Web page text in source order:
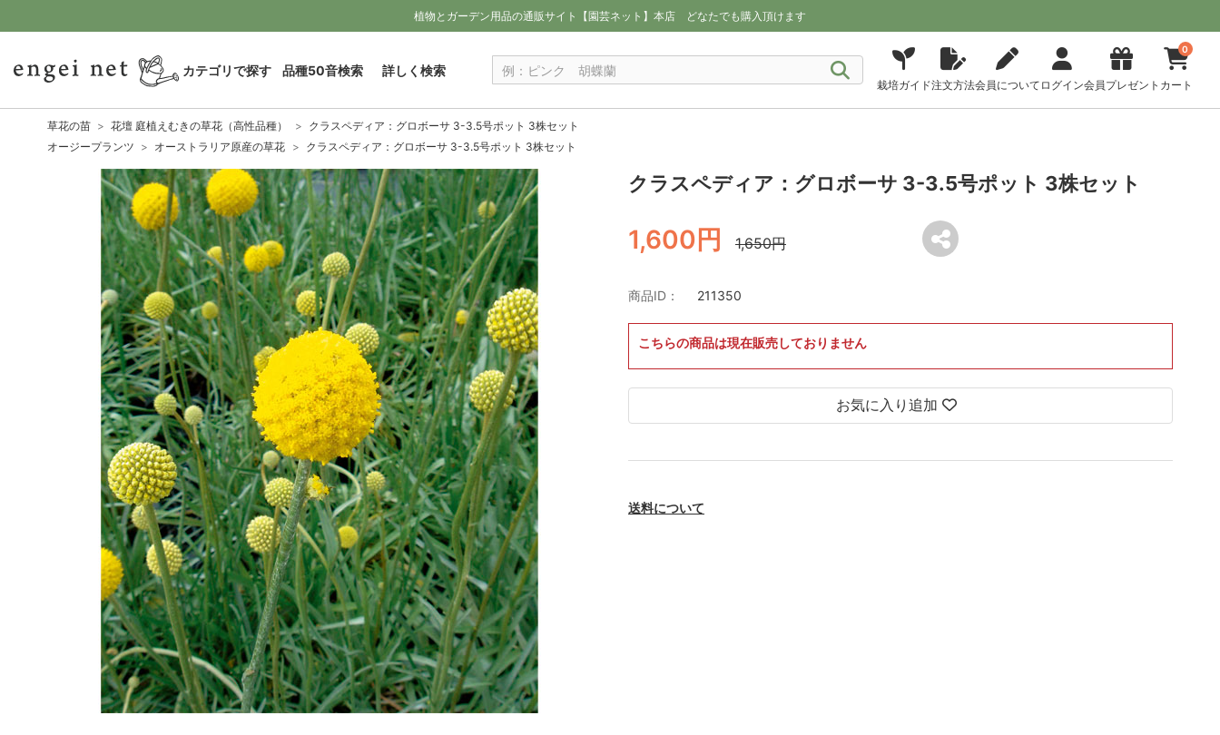
植物とガーデン用品の通販サイト【園芸ネット】本店 どなたでも購入頂けます
カテゴリで探す 品種50音検索 詳しく検索
栽培ガイド注文方法会員について ログイン会員プレゼント
0
カート
草花の苗 花壇 庭植えむきの草花（高性品種）
クラスペディア：グロボーサ 3-3.5号ポット 3株セット
オージープランツ
オーストラリア原産の草花 クラスペディア：グロボーサ 3-3.5号ポット 3株セット
クラスペディア：グロボーサ 3-3.5号ポット 3株セット
1,600円 1,650円
商品ID： 211350
こちらの商品は現在販売しておりません
お気に入り追加
送料について